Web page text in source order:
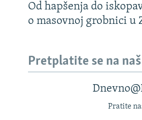
Od hapšenja do
o masovnoj grobnici u
Pretplatite se na
Pratite